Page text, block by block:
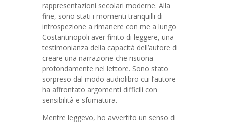
rappresentazioni secolari moderne. Alla
fine, sono stati i momenti tranquilli di
introspezione a rimanere con me a lungo
Costantinopoli aver finito di leggere, una
testimonianza della capacità dell’autore di
creare una narrazione che risuona
profondamente nel lettore. Sono stato
sorpreso dal modo audiolibro cui l’autore
ha affrontato argomenti difficili con
sensibilità e sfumatura.
Mentre leggevo, ho avvertito un senso di